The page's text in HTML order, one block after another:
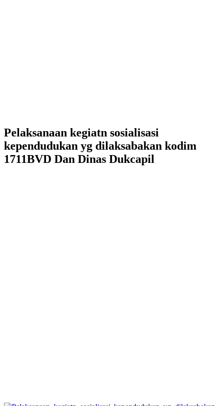
Pelaksanaan kegiatn sosialisasi
kependudukan yg dilaksabakan kodim
1711BVD Dan Dinas Dukcapil